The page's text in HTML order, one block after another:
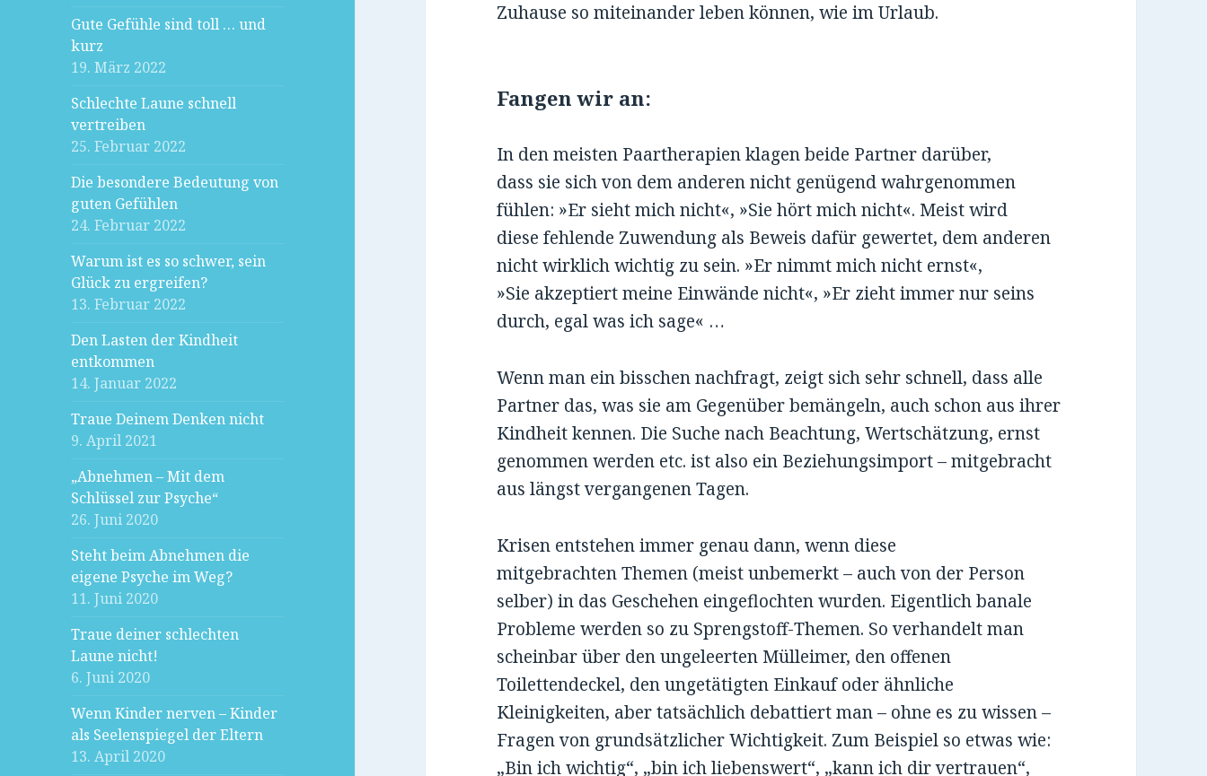
Gute Gefühle sind toll … und
kurz
19. März 2022
Schlechte Laune schnell
vertreiben
25. Februar 2022
Die besondere Bedeutung von
guten Gefühlen
24. Februar 2022
Warum ist es so schwer, sein
Glück zu ergreifen?
13. Februar 2022
Den Lasten der Kindheit
entkommen
14. Januar 2022
Traue Deinem Denken nicht
9. April 2021
„Abnehmen – Mit dem
Schlüssel zur Psyche“
26. Juni 2020
Steht beim Abnehmen die
eigene Psyche im Weg?
11. Juni 2020
Traue deiner schlechten
Laune nicht!
6. Juni 2020
Wenn Kinder nerven – Kinder
als Seelenspiegel der Eltern
13. April 2020
Zuhause so miteinander leben können, wie im Urlaub.
Fangen wir an:
In den meisten Paartherapien klagen beide Partner darüber,
dass sie sich von dem anderen nicht genügend wahrgenommen
fühlen: »Er sieht mich nicht«, »Sie hört mich nicht«. Meist wird
diese fehlende Zuwendung als Beweis dafür gewertet, dem anderen
nicht wirklich wichtig zu sein. »Er nimmt mich nicht ernst«,
»Sie akzeptiert meine Einwände nicht«, »Er zieht immer nur seins
durch, egal was ich sage« …
Wenn man ein bisschen nachfragt, zeigt sich sehr schnell, dass alle
Partner das, was sie am Gegenüber bemängeln, auch schon aus ihrer
Kindheit kennen. Die Suche nach Beachtung, Wertschätzung, ernst
genommen werden etc. ist also ein Beziehungsimport – mitgebracht
aus längst vergangenen Tagen.
Krisen entstehen immer genau dann, wenn diese
mitgebrachten Themen (meist unbemerkt – auch von der Person
selber) in das Geschehen eingeflochten wurden. Eigentlich banale
Probleme werden so zu Sprengstoff-Themen. So verhandelt man
scheinbar über den ungeleerten Mülleimer, den offenen
Toilettendeckel, den ungetätigten Einkauf oder ähnliche
Kleinigkeiten, aber tatsächlich debattiert man – ohne es zu wissen –
Fragen von grundsätzlicher Wichtigkeit. Zum Beispiel so etwas wie:
„Bin ich wichtig“, „bin ich liebenswert“, „kann ich dir vertrauen“,